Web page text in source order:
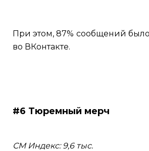
При этом, 87% сообщений
во ВКонтакте.
#6 Тюремный мерч
СМ Индекс: 9,6 тыс.